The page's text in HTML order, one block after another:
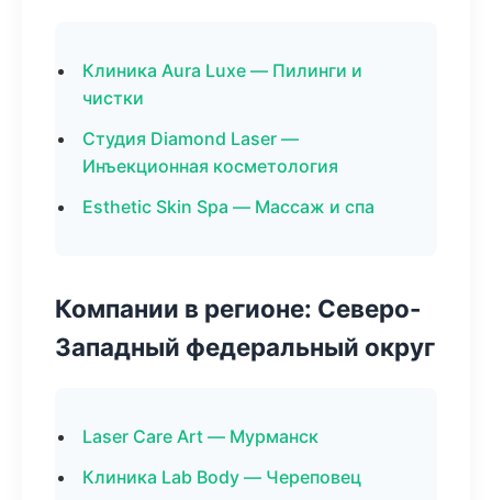
Клиника Aura Luxe — Пилинги и
чистки
Студия Diamond Laser —
Инъекционная косметология
Esthetic Skin Spa — Массаж и спа
Компании в регионе: Северо-
Западный федеральный округ
Laser Care Art — Мурманск
Клиника Lab Body — Череповец